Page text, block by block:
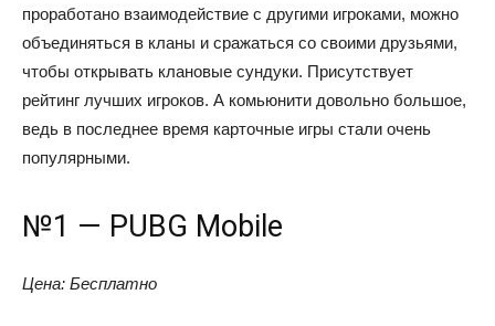
проработано взаимодействие с другими игроками, можно
объединяться в кланы и сражаться со своими друзьями,
чтобы открывать клановые сундуки. Присутствует
рейтинг лучших игроков. А комьюнити довольно большое,
ведь в последнее время карточные игры стали очень
популярными.
№1 — PUBG Mobile
Цена: Бесплатно